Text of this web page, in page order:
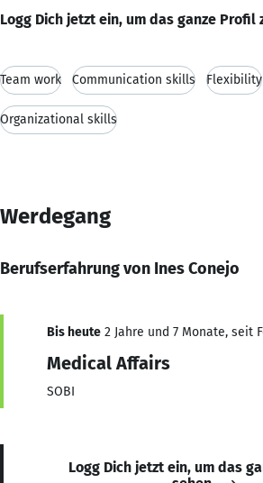
Logg Dich jetzt ein, um das ganze Profil
Team work Communication skills Flexibility
Organizational skills
Werdegang
Berufserfahrung von Ines Conejo
Bis heute 2 Jahre und 7 Monate, seit
Medical Affairs
SOBI
Logg Dich jetzt ein, um das